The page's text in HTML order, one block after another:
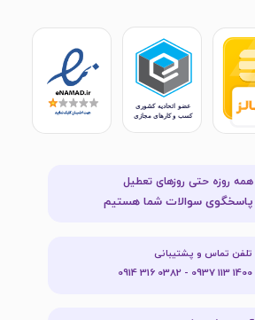
همه روزه حتی روزهای تعطیل
پاسخگوی سوالات شما هستیم
تلفن تماس و پشتیبانی
1400 113 0937 - 0382 316 0914